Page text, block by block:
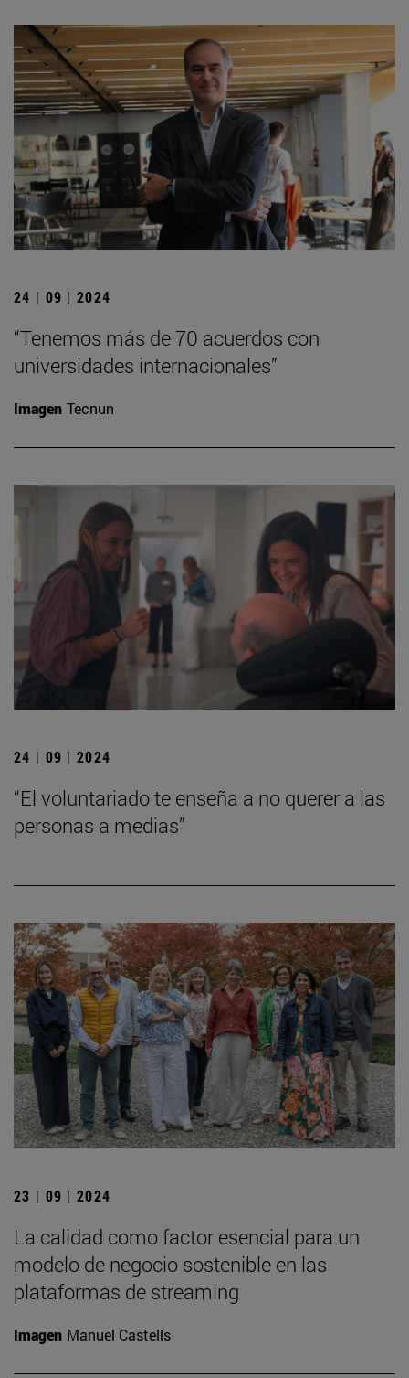
24 | 09 | 2024
“Tenemos más de 70 acuerdos con
universidades internacionales”
Imagen Tecnun
24 | 09 | 2024
“El voluntariado te enseña a no querer a las
personas a medias”
23 | 09 | 2024
La calidad como factor esencial para un
modelo de negocio sostenible en las
plataformas de streaming
Imagen Manuel Castells